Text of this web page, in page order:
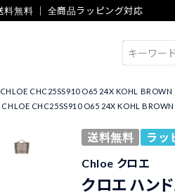
無料 ｜ 全商品ラッピング対応
CHC25SS910 O65 24X KOHL BROWN
CHC25SS910 O65 24X KOHL BROWN
送料無料
ラッ
Chloe クロエ
クロエ ハン